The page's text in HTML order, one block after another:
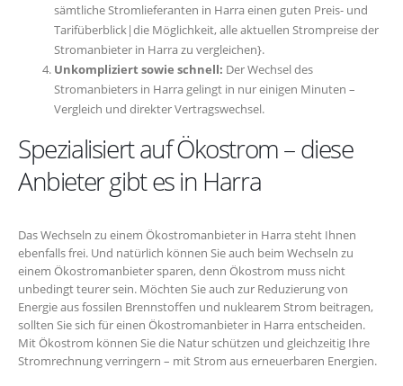
sämtliche Stromlieferanten in Harra einen guten Preis- und
Tarifüberblick|die Möglichkeit, alle aktuellen Strompreise der
Stromanbieter in Harra zu vergleichen}.
Unkompliziert sowie schnell: Der Wechsel des
Stromanbieters in Harra gelingt in nur einigen Minuten –
Vergleich und direkter Vertragswechsel.
Spezialisiert auf Ökostrom – diese
Anbieter gibt es in Harra
Das Wechseln zu einem Ökostromanbieter in Harra steht Ihnen
ebenfalls frei. Und natürlich können Sie auch beim Wechseln zu
einem Ökostromanbieter sparen, denn Ökostrom muss nicht
unbedingt teurer sein. Möchten Sie auch zur Reduzierung von
Energie aus fossilen Brennstoffen und nuklearem Strom beitragen,
sollten Sie sich für einen Ökostromanbieter in Harra entscheiden.
Mit Ökostrom können Sie die Natur schützen und gleichzeitig Ihre
Stromrechnung verringern – mit Strom aus erneuerbaren Energien.